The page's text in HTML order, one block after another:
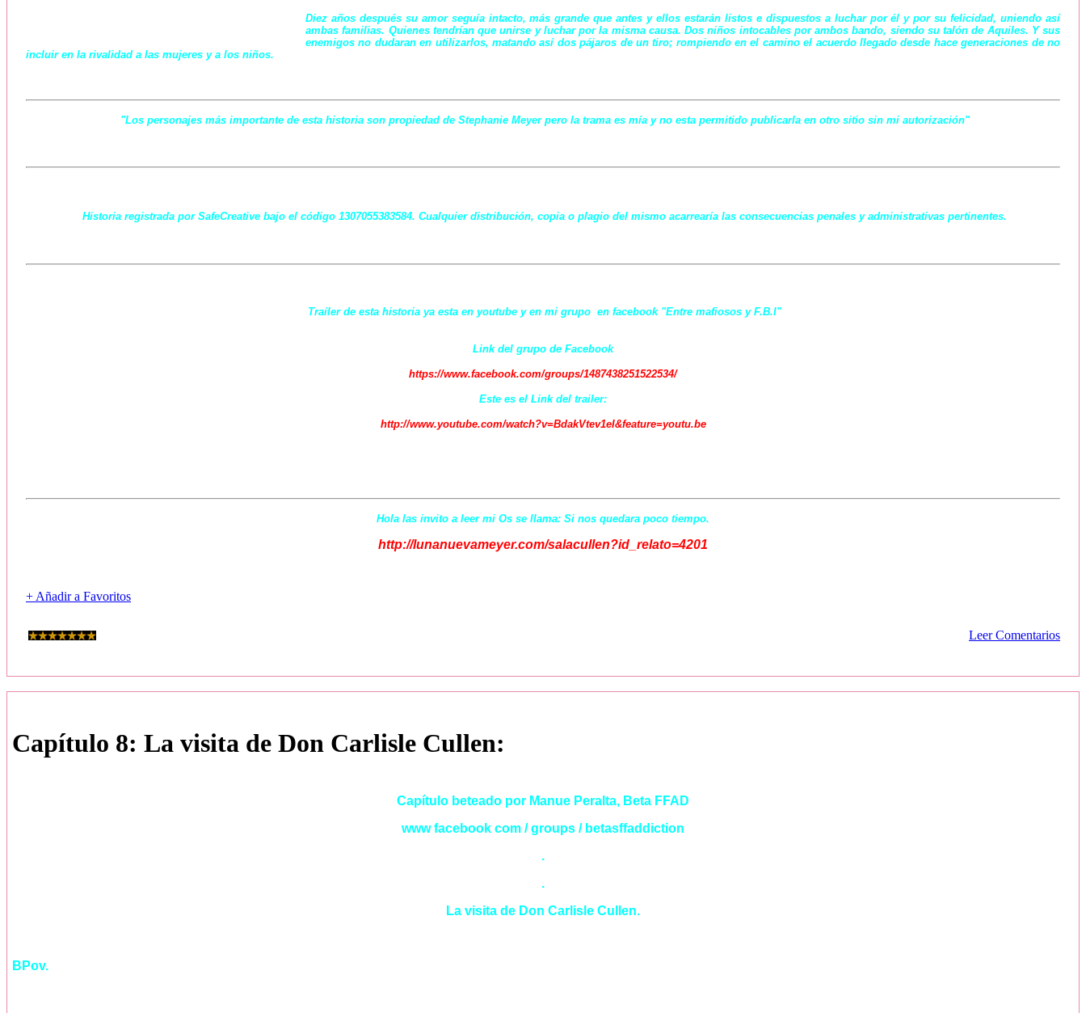
Diez años después su amor seguía intacto, más grande que antes y ellos estarán listos e dispuestos a luchar por él y por su felicidad, uniendo así
ambas familias. Quienes tendrían que unirse y luchar por la misma causa. Dos niños intocables por ambos bando, siendo su talón de Aquiles. Y sus
enemigos no dudaran en utilizarlos, matando así dos pájaros de un tiro; rompiendo en el camino el acuerdo llegado desde hace generaciones de no
incluir en la rivalidad a las mujeres y a los niños.
"Los personajes más importante de esta historia son propiedad de Stephanie Meyer pero la trama es mía y no esta permitido publicarla en otro sitio sin mi autorización"
Historia registrada por SafeCreative bajo el código 1307055383584. Cualquier distribución, copia o plagio del mismo acarrearía las consecuencias penales y administrativas pertinentes.
Traíler de esta historia ya esta en youtube y en mi grupo en facebook "Entre mafiosos y F.B.I"
Link del grupo de Facebook
https://www.facebook.com/groups/1487438251522534/
Este es el Link del trailer:
http://www.youtube.com/watch?v=BdakVtev1eI&feature=youtu.be
Hola las invito a leer mi Os se llama: Si nos quedara poco tiempo.
http://lunanuevameyer.com/salacullen?id_relato=4201
+ Añadir a Favoritos
Leer Comentarios
Capítulo 8: La visita de Don Carlisle Cullen:
Capítulo beteado por Manue Peralta, Beta FFAD
www facebook com / groups / betasffaddiction
.
.
La visita de Don Carlisle Cullen.
BPov.